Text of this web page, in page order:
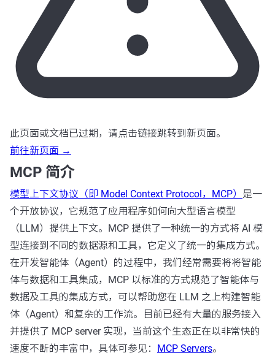
此页面或文档已过期，请点击链接跳转到新页面。
前往新页面 →
MCP 简介
模型上下文协议（即 Model Context Protocol，MCP） 是一
个开放协议，它规范了应用程序如何向大型语言模型
（LLM）提供上下文。MCP 提供了一种统一的方式将 AI 模
型连接到不同的数据源和工具，它定义了统一的集成方式。
在开发智能体（Agent）的过程中，我们经常需要将将智能
体与数据和工具集成，MCP 以标准的方式规范了智能体与
数据及工具的集成方式，可以帮助您在 LLM 之上构建智能
体（Agent）和复杂的工作流。目前已经有大量的服务接入
并提供了 MCP server 实现，当前这个生态正在以非常快的
速度不断的丰富中，具体可参见： MCP Servers。